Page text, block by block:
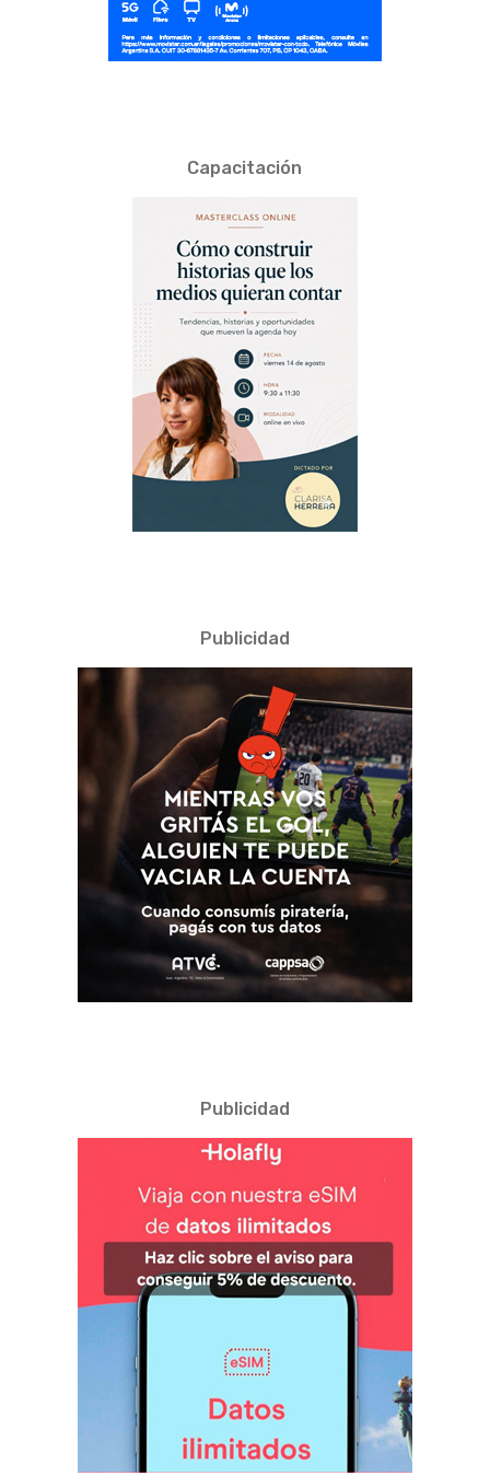
Capacitación
Publicidad
Publicidad